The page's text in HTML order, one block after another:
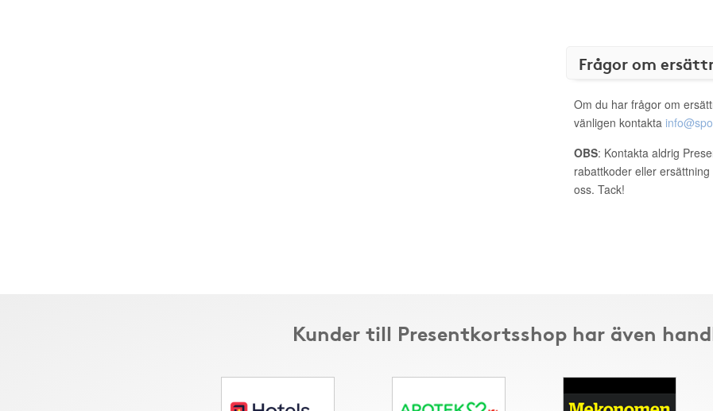
Frågor om
Om du har frågor om
vänligen kontakta
OBS: Kontakta aldrig
rabattkoder eller
oss. Tack!
Kunder till Presentkortsshop har även